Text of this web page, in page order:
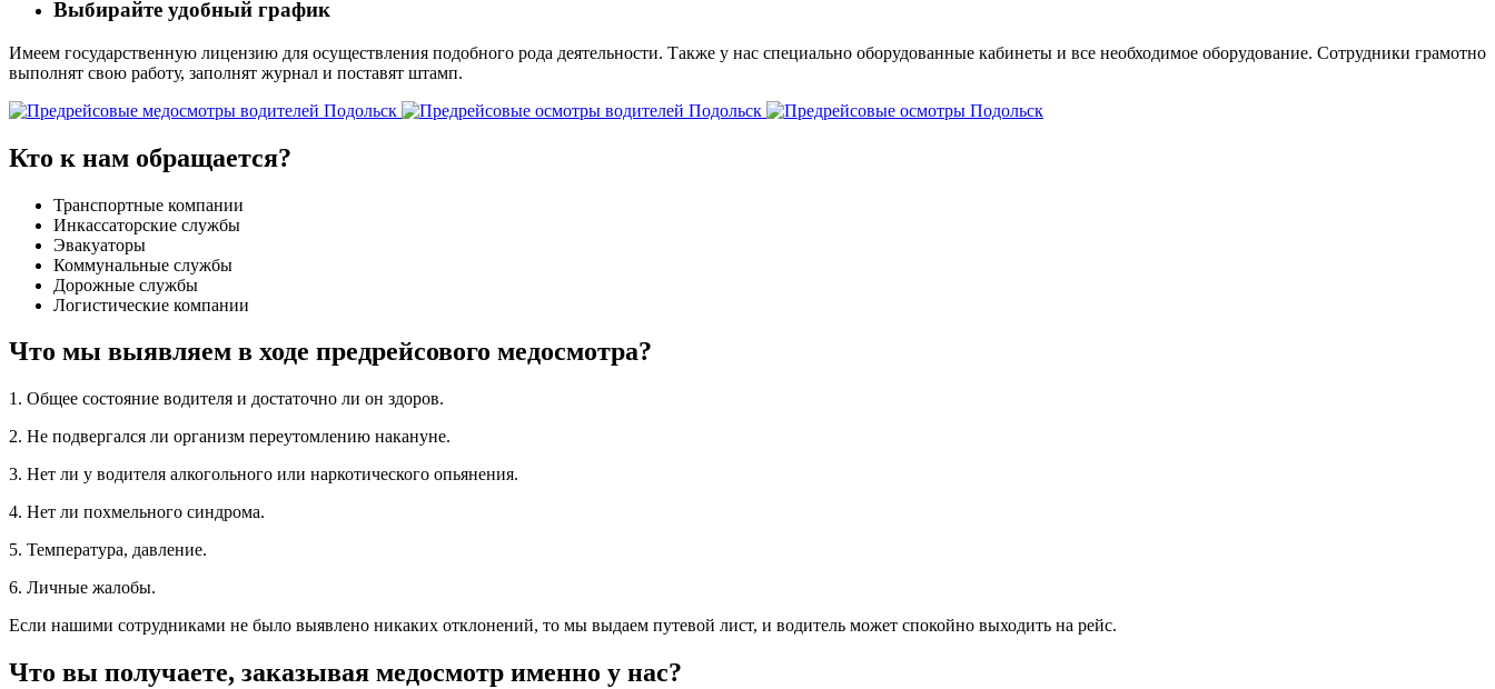
Выбирайте удобный график
Имеем государственную лицензию для осуществления подобного рода деятельности. Также у нас специально оборудованные кабинеты и все необходимое оборудование. Сотрудники грамотно
выполнят свою работу, заполнят журнал и поставят штамп.
Кто к нам обращается?
Транспортные компании
Инкассаторские службы
Эвакуаторы
Коммунальные службы
Дорожные службы
Логистические компании
Что мы выявляем в ходе предрейсового медосмотра?
1. Общее состояние водителя и достаточно ли он здоров.
2. Не подвергался ли организм переутомлению накануне.
3. Нет ли у водителя алкогольного или наркотического опьянения.
4. Нет ли похмельного синдрома.
5. Температура, давление.
6. Личные жалобы.
Если нашими сотрудниками не было выявлено никаких отклонений, то мы выдаем путевой лист, и водитель может спокойно выходить на рейс.
Что вы получаете, заказывая медосмотр именно у нас?